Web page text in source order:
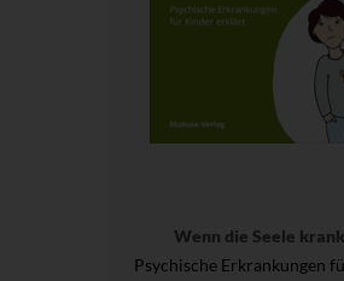
Wenn die Seele
Psychische Erkrankungen